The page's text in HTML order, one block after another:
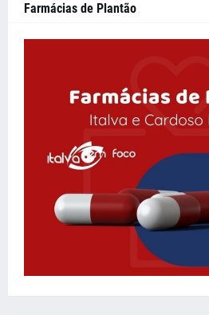
Farmácias de Plantão